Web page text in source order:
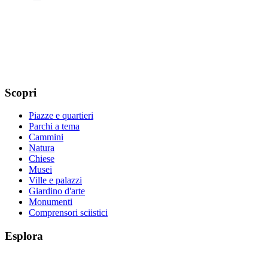
Scopri
Piazze e quartieri
Parchi a tema
Cammini
Natura
Chiese
Musei
Ville e palazzi
Giardino d'arte
Monumenti
Comprensori sciistici
Esplora